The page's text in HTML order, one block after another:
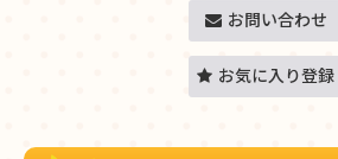
お問い合わせ
お気に入り登録